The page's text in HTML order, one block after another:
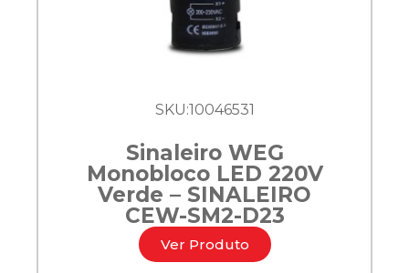
SKU:10046531
Sinaleiro WEG
Monobloco LED 220V
Verde – SINALEIRO
CEW-SM2-D23
Ver Produto